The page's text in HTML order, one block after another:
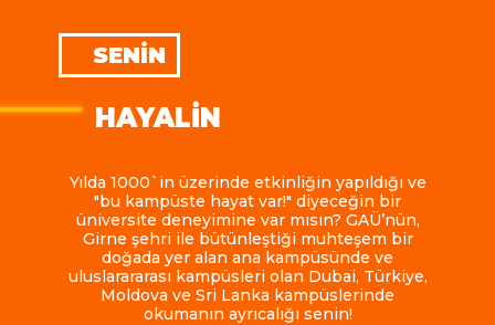
SENIN
HAYALIN
Yılda 1000`in üzerinde etkinliğin yapıldığı ve
"bu kampüste hayat var!" diyeceğin bir
üniversite deneyimine var mısın? GAÜ’nün,
Girne şehri ile bütünleştiği muhteşem bir
doğada yer alan ana kampüsünde ve
uluslarararası kampüsleri olan Dubai, Türkiye,
Moldova ve Sri Lanka kampüslerinde
okumanın ayrıcalığı senin!